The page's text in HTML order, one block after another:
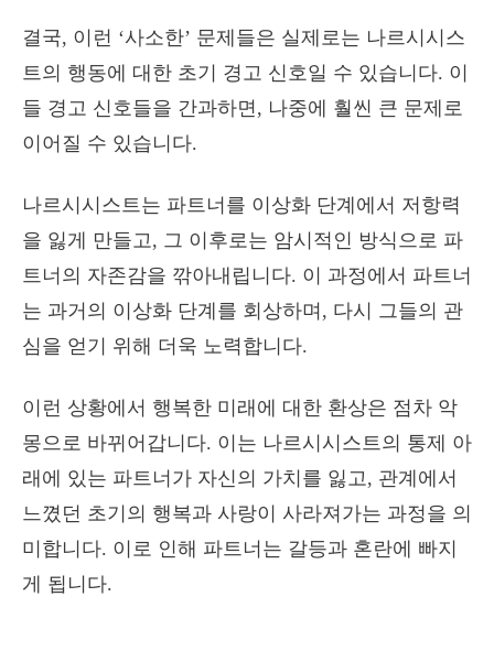
결국, 이런 ‘사소한’ 문제들은 실제로는 나르시시스
트의 행동에 대한 초기 경고 신호일 수 있습니다. 이
들 경고 신호들을 간과하면, 나중에 훨씬 큰 문제로
이어질 수 있습니다.
나르시시스트는 파트너를 이상화 단계에서 저항력
을 잃게 만들고, 그 이후로는 암시적인 방식으로 파
트너의 자존감을 깎아내립니다. 이 과정에서 파트너
는 과거의 이상화 단계를 회상하며, 다시 그들의 관
심을 얻기 위해 더욱 노력합니다.
이런 상황에서 행복한 미래에 대한 환상은 점차 악
몽으로 바뀌어갑니다. 이는 나르시시스트의 통제 아
래에 있는 파트너가 자신의 가치를 잃고, 관계에서
느꼈던 초기의 행복과 사랑이 사라져가는 과정을 의
미합니다. 이로 인해 파트너는 갈등과 혼란에 빠지
게 됩니다.